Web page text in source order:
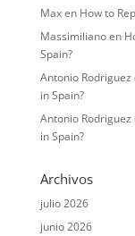
Maxen How to
Massimilianoen
Spain?
Antonio Rodriguez
in Spain?
Antonio Rodriguez
in Spain?
Archivos
julio 2026
junio 2026